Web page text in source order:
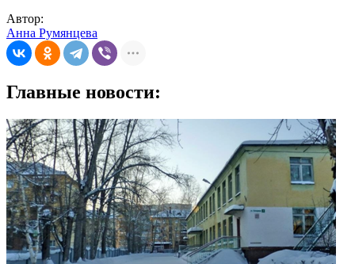
Автор:
Анна Румянцева
Главные новости: